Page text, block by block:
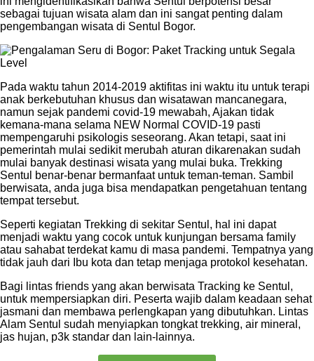
sebagai tujuan wisata alam dan ini sangat penting dalam
pengembangan wisata di Sentul Bogor.
Pada waktu tahun 2014-2019 aktifitas ini waktu itu untuk terapi
anak berkebutuhan khusus dan wisatawan mancanegara,
namun sejak pandemi covid-19 mewabah, Ajakan tidak
kemana-mana selama NEW Normal COVID-19 pasti
mempengaruhi psikologis seseorang. Akan tetapi, saat ini
pemerintah mulai sedikit merubah aturan dikarenakan sudah
mulai banyak destinasi wisata yang mulai buka. Trekking
Sentul benar-benar bermanfaat untuk teman-teman. Sambil
berwisata, anda juga bisa mendapatkan pengetahuan tentang
tempat tersebut.
Seperti kegiatan Trekking di sekitar Sentul, hal ini dapat
menjadi waktu yang cocok untuk kunjungan bersama family
atau sahabat terdekat kamu di masa pandemi. Tempatnya yang
tidak jauh dari Ibu kota dan tetap menjaga protokol kesehatan.
Bagi lintas friends yang akan berwisata Tracking ke Sentul,
untuk mempersiapkan diri. Peserta wajib dalam keadaan sehat
jasmani dan membawa perlengkapan yang dibutuhkan. Lintas
Alam Sentul sudah menyiapkan tongkat trekking, air mineral,
jas hujan, p3k standar dan lain-lainnya.